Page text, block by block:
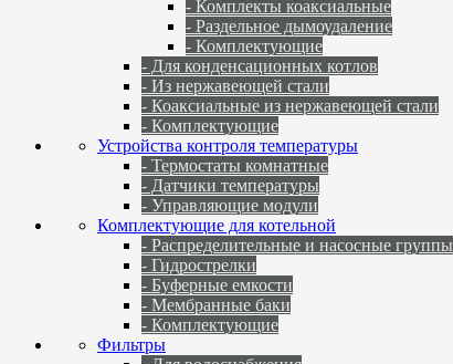
- Комплекты коаксиальные
- Раздельное дымоудаление
- Комплектующие
- Для конденсационных котлов
- Из нержавеющей стали
- Коаксиальные из нержавеющей стали
- Комплектующие
Устройства контроля температуры
- Термостаты комнатные
- Датчики температуры
- Управляющие модули
Комплектующие для котельной
- Распределительные и насосные группы
- Гидрострелки
- Буферные емкости
- Мембранные баки
- Комплектующие
Фильтры